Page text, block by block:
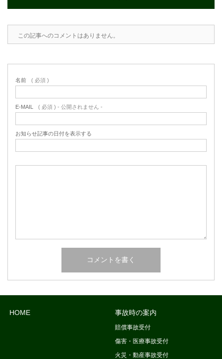
この記事へのコメントはありません。
名前 ( 必須 )
E-MAIL ( 必須 ) - 公開されません -
お知らせ記事の日付を表示する
HOME 事故時の案内
賠償事故受付
傷害・医療事故受付
火災・動産事故受付